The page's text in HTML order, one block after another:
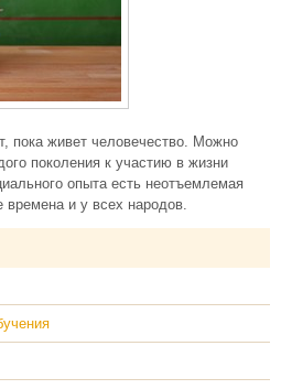
пока живет человечество. Можно
поколения к участию в жизни
опыта есть неотъемлемая
и у всех народов.